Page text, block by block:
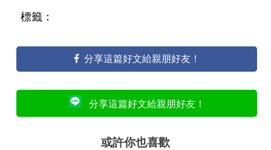
標籤：
分享這篇好文給親朋好友！
分享這篇好文給親朋好友！
或許你也喜歡